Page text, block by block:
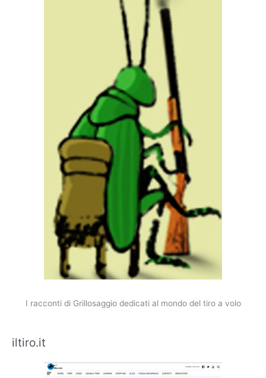
I racconti di Grillosaggio dedicati al mondo del tiro a volo
iltiro.it